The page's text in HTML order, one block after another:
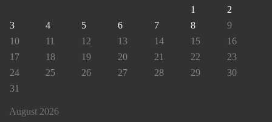
August 2026
1
2
3
4 5 6 7 8
9
10
11 12 13 14 15
16
17
18 19 20 21 22
23
24
25 26 27 28 29
30
31